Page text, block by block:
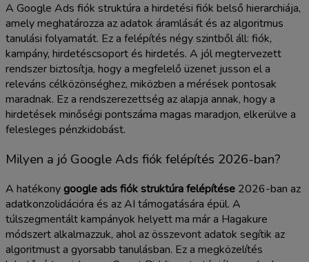
A Google Ads fiók struktúra a hirdetési fiók belső hierarchiája,
amely meghatározza az adatok áramlását és az algoritmus
tanulási folyamatát. Ez a felépítés négy szintből áll: fiók,
kampány, hirdetéscsoport és hirdetés. A jól megtervezett
rendszer biztosítja, hogy a megfelelő üzenet jusson el a
releváns célközönséghez, miközben a mérések pontosak
maradnak. Ez a rendszerezettség az alapja annak, hogy a
hirdetések minőségi pontszáma magas maradjon, elkerülve a
felesleges pénzkidobást.
Milyen a jó Google Ads fiók felépítés 2026-ban?
A hatékonygoogle ads fiók struktúra felépítése 2026-ban az
adatkonzolidációra és az AI támogatására épül. A
túlszegmentált kampányok helyett ma már a Hagakure
módszert alkalmazzuk, ahol az összevont adatok segítik az
algoritmust a gyorsabb tanulásban. Ez a megközelítés